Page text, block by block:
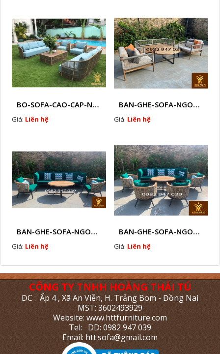
BO-SOFA-CAO-CAP-NHUA-GIA-MAY-HTT - S88
Giá: Liên hệ
BAN-GHE-SOFA-NGOAI-TROI-GIA-MAY-KN12
Giá: Liên hệ
BAN-GHE-SOFA-NGOAI-TROI-GIA-MAY-KN11
Giá: Liên hệ
BAN-GHE-SOFA-NGOAI-TROI-GIA-MAY-KN10
Giá: Liên hệ
CÔNG TY TNHH HOÀNG THÁI TÚ
ĐC : Ấp 4 , Xã An Viễn, H. Trảng Bom - Đồng Nai
MST: 3602493929
Website: www.httfurniture.com
Tel: DD: 0982 947 039
Email: htt.sofa@gmail.com